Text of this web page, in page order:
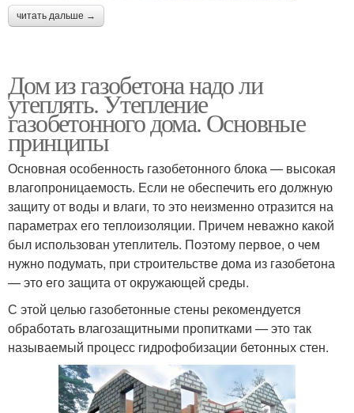
читать дальше →
Дом из газобетона надо ли
утеплять. Утепление
газобетонного дома. Основные
принципы
Основная особенность газобетонного блока — высокая
влагопроницаемость. Если не обеспечить его должную
защиту от воды и влаги, то это неизменно отразится на
параметрах его теплоизоляции. Причем неважно какой
был использован утеплитель. Поэтому первое, о чем
нужно подумать, при строительстве дома из газобетона
— это его защита от окружающей среды.
С этой целью газобетонные стены рекомендуется
обработать влагозащитными пропитками — это так
называемый процесс гидрофобизации бетонных стен.